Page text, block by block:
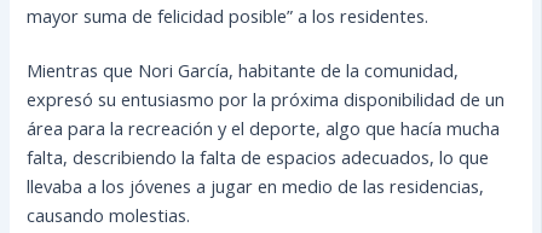
mayor suma de felicidad posible” a los residentes.
Mientras que Nori García, habitante de la comunidad,
expresó su entusiasmo por la próxima disponibilidad de un
área para la recreación y el deporte, algo que hacía mucha
falta, describiendo la falta de espacios adecuados, lo que
llevaba a los jóvenes a jugar en medio de las residencias,
causando molestias.